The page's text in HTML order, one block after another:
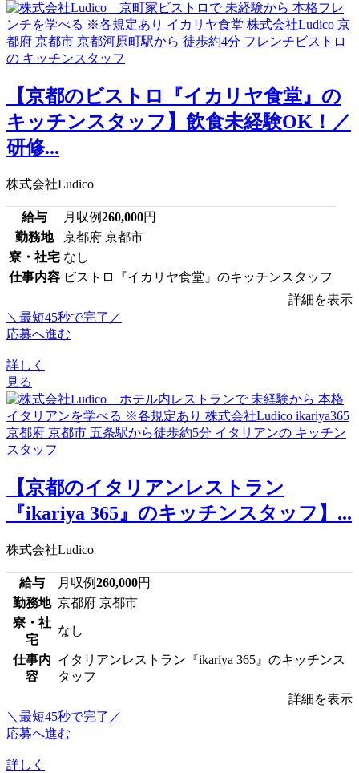
【京都のビストロ『イカリヤ食堂』の
キッチンスタッフ】飲食未経験OK！／
研修...
株式会社Ludico
給与 月収例260,000円
勤務地
京都府 京都市
寮・社宅 なし
仕事内容 ビストロ『イカリヤ食堂』のキッチンスタッフ
詳細を表示
＼最短45秒で完了／
応募へ進む
詳しく
見る
【京都のイタリアンレストラン
『ikariya 365』のキッチンスタッフ】...
株式会社Ludico
給与 月収例260,000円
勤務地 京都府 京都市
寮・社
宅
なし
仕事内
容
イタリアンレストラン『ikariya 365』のキッチンス
タッフ
詳細を表示
＼最短45秒で完了／
応募へ進む
詳しく